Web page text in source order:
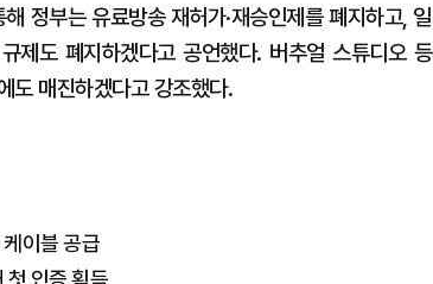
정부는 유료방송 재허가·재승인제를 폐지하고, 일
제도 폐지하겠다고 공언했다. 버추얼 스튜디오 등
도 매진하겠다고 강조했다.
이블 공급
인증 획득